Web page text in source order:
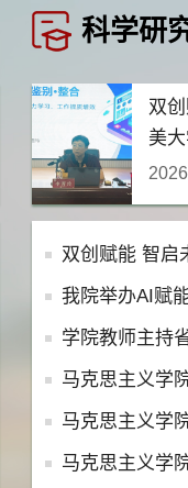
科学研
双
美
莅
双创赋能 智启未来：集美大学李晋玲教授
我院举办AI赋能科研范
学院教师主持省部级以上科研项目
马克思主义学院举办咨政报告写作技
马克思主义学院举办“论人类命运共同体理念对‘万
马克思主义学院举办国家社科